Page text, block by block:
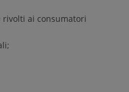
rivolti ai consumatori